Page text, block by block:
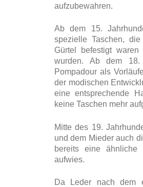
aufzubewahren.
Ab dem 15.
spezielle Taschen,
Gürtel befestigt
wurden. Ab dem 18.
Pompadour als
der modischen
eine entsprechende
keine Taschen mehr
Mitte des 19.
und dem Mieder auch
bereits eine ähnliche
aufwies.
Da Leder nach dem